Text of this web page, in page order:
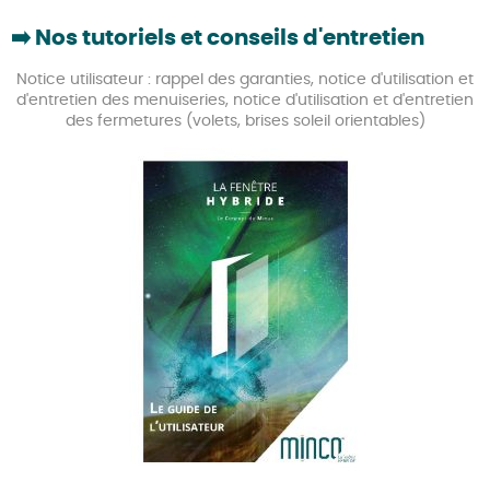
➡️ Nos tutoriels et conseils d'entretien
Notice utilisateur : rappel des garanties, notice d'utilisation et
d'entretien des menuiseries, notice d'utilisation et d'entretien
des fermetures (volets, brises soleil orientables)